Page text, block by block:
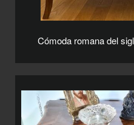
Cómoda romana del